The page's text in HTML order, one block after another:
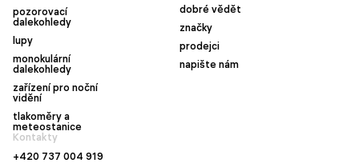
pozorovací
dalekohledy
lupy
monokulární
dalekohledy
zařízení pro noční
vidění
tlakoměry a
meteostanice
dobré vědět
značky
prodejci
napište nám
Kontakty
+420 737 004 919